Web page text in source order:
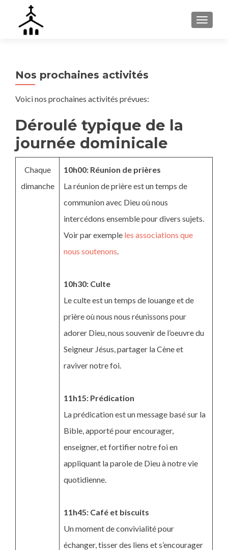
Nos prochaines activités
Voici nos prochaines activités prévues:
Déroulé typique de la
journée dominicale
Chaque
dimanche
10h00: Réunion de prières
La réunion de prière est un temps de
communion avec Dieu où nous
intercédons ensemble pour divers sujets.
Voir par exemple les associations que
nous soutenons.
10h30: Culte
Le culte est un temps de louange et de
prière où nous nous réunissons pour
adorer Dieu, nous souvenir de l’oeuvre du
Seigneur Jésus, partager la Cène et
raviver notre foi.
11h15: Prédication
La prédication est un message basé sur la
Bible, apporté pour encourager,
enseigner, et fortifier notre foi en
appliquant la parole de Dieu à notre vie
quotidienne.
11h45: Café et biscuits
Un moment de convivialité pour
échanger, tisser des liens et s’encourager